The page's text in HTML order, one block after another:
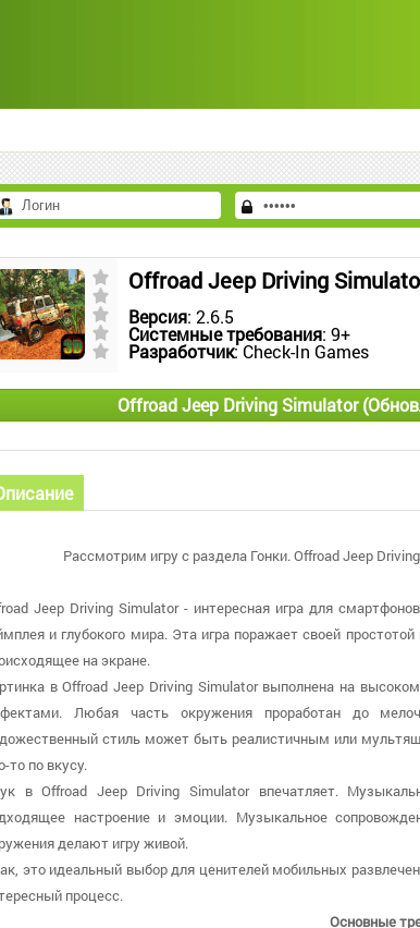
Offroad Jeep Driving
Версия: 2.6.5
Системные требования: 9+
Разработчик: Check-In Games
Offroad Jeep Driving Simulator
Рассмотрим игру с раздела Гонки. Offroad Jeep
Jeep Driving Simulator - интересная игра для
и глубокого мира. Эта игра поражает своей
на экране.
в Offroad Jeep Driving Simulator выполнена на
Любая часть окружения проработан до
стиль может быть реалистичным или
то по вкусу.
в Offroad Jeep Driving Simulator впечатляет.
настроение и эмоции. Музыкальное
делают игру живой.
это идеальный выбор для ценителей мобильных
процесс.
Основные